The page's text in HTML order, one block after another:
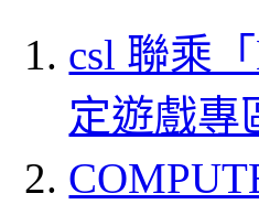
csl 聯乘
定遊戲專